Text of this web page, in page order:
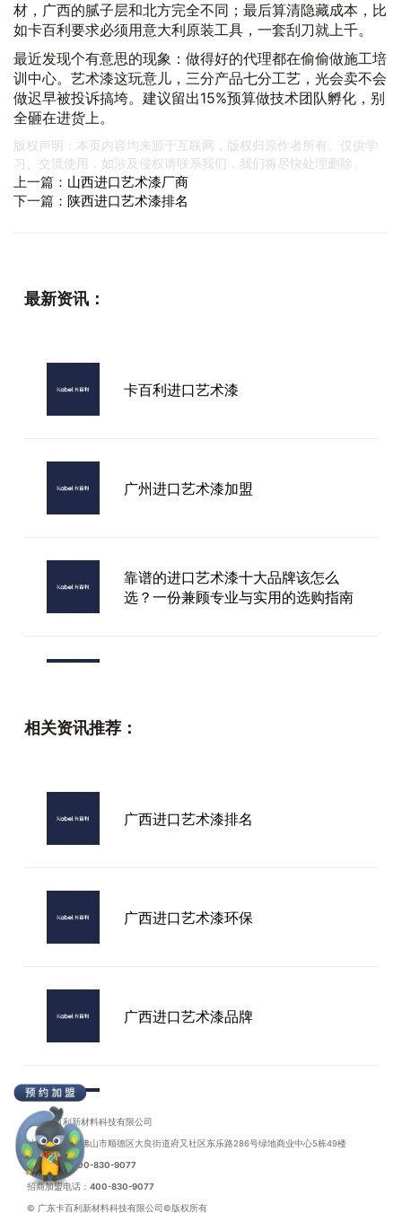
材，广西的腻子层和北方完全不同；最后算清隐藏成本，比
如卡百利要求必须用意大利原装工具，一套刮刀就上千。
最近发现个有意思的现象：做得好的代理都在偷偷做施工培
训中心。艺术漆这玩意儿，三分产品七分工艺，光会卖不会
做迟早被投诉搞垮。建议留出15%预算做技术团队孵化，别
全砸在进货上。
版权声明：本页内容均来源于互联网，版权归原作者所有。仅供学
习、交流使用，如涉及侵权请联系我们，我们将尽快处理删除。
上一篇： 山西进口艺术漆厂商
下一篇： 陕西进口艺术漆排名
最新资讯：
卡百利进口艺术漆
广州进口艺术漆加盟
靠谱的进口艺术漆十大品牌该怎么
选？一份兼顾专业与实用的选购指南
相关资讯推荐：
广西进口艺术漆排名
广西进口艺术漆环保
广西进口艺术漆品牌
广西进口艺术漆
广东卡百利新材料科技有限公司
地址：广东省佛山市顺德区大良街道府又社区东乐路286号绿地商业中心5栋49楼
联系电话：400-830-9077
招商加盟电话： 400-830-9077
© 广东卡百利新材料科技有限公司©版权所有